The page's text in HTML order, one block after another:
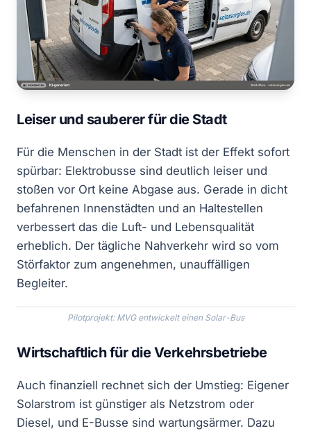
Leiser und sauberer für die Stadt
Für die Menschen in der Stadt ist der Effekt sofort
spürbar: Elektrobusse sind deutlich leiser und
stoßen vor Ort keine Abgase aus. Gerade in dicht
befahrenen Innenstädten und an Haltestellen
verbessert das die Luft- und Lebensqualität
erheblich. Der tägliche Nahverkehr wird so vom
Störfaktor zum angenehmen, unauffälligen
Begleiter.
Pilotprojekt: MVG entwickelt einen Solar-Bus
Wirtschaftlich für die Verkehrsbetriebe
Auch finanziell rechnet sich der Umstieg: Eigener
Solarstrom ist günstiger als Netzstrom oder
Diesel, und E-Busse sind wartungsärmer. Dazu